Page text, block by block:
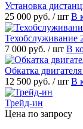
Установка
25 000 руб. / шт В
Техобслуживание
7 000 руб. / шт В
Обкатка
12 500 руб. / шт В
Трейд-ин
Цена по запросу